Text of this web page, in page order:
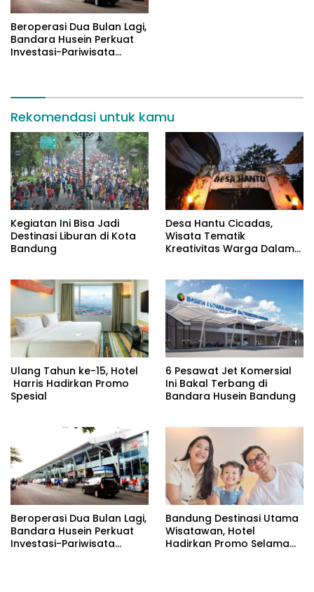
Beroperasi Dua Bulan Lagi,
Bandara Husein Perkuat
Investasi-Pariwisata
Rekomendasi untuk kamu
Kegiatan Ini Bisa Jadi
Destinasi Liburan di Kota
Bandung
Desa Hantu Cicadas,
Wisata Tematik
Kreativitas Warga Dalam
Ulang Tahun ke-15, Hotel
Harris Hadirkan Promo
Spesial
6 Pesawat Jet Komersial
Ini Bakal Terbang di
Bandara Husein Bandung
Beroperasi Dua Bulan Lagi,
Bandara Husein Perkuat
Investasi-Pariwisata
Bandung Destinasi Utama
Wisatawan, Hotel
Hadirkan Promo Selama